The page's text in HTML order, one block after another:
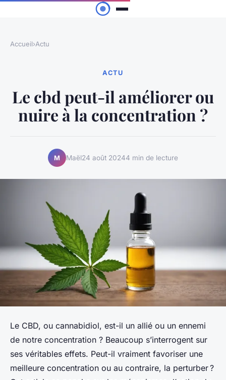
Accueil›Actu
ACTU
Le cbd peut-il améliorer ou
nuire à la concentration ?
M Maël24 août 20244 min de lecture
Le CBD, ou cannabidiol, est-il un allié ou un ennemi
de notre concentration ? Beaucoup s’interrogent sur
ses véritables effets. Peut-il vraiment favoriser une
meilleure concentration ou au contraire, la perturber ?